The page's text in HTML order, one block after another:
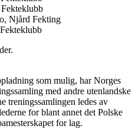
Njård Fekting
som mulig, har Norges
med andre utenlandske
treningssamlingen ledes av
for blant annet det Polske
for lag.